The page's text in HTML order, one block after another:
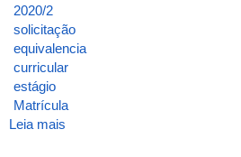
2020/2
solicitação
equivalencia
curricular
estágio
Matrícula
Leia mais